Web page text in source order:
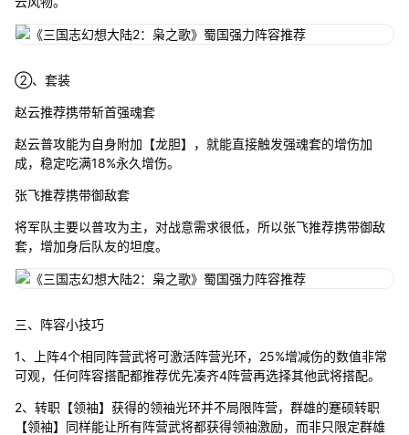
②、套装
赵云推荐携带斩首强魂套
赵云普攻能为自身附加【龙胆】，就能直接触发强魂套的增伤加
成，稳定吃满18%永久增伤。
张飞推荐携带御敌套
将军队主要以普攻为主，对战意需求很低，所以张飞推荐携带御敌
套，增加身后队友的坦度。
三、阵容小技巧
1、上阵4个相同阵营武将可激活阵营光环，25%增减伤的数值非常
可观，任何阵容搭配都推荐优先凑齐4阵营再选择其他武将搭配。
2、转职【领袖】获得的领袖光环并不局限阵营，群雄的蹇硕转职
【领袖】同样能让所有阵营武将都获得领袖激励，而非只限定群雄